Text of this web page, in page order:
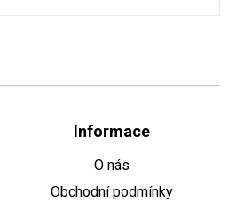
Informace
O nás
Obchodní podmínky